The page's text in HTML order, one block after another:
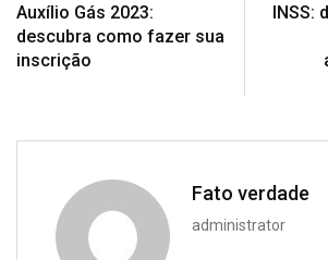
Auxílio Gás 2023:
descubra como fazer sua
inscrição
INSS:
Fato verdade
administrator